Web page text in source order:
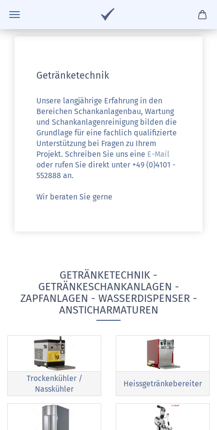
Getränketechnik
Unsere langjährige Erfahrung in den
Bereichen Schankanlagenbau, Wartung
und Schankanlagenreinigung bilden die
Grundlage für eine fachlich qualifizierte
Unterstützung bei Fragen zu Ihrem
Projekt. Schreiben Sie uns eine E-Mail
oder rufen Sie direkt unter +49 (0)4101 -
552888 an.
Wir beraten Sie gerne
GETRÄNKETECHNIK -
GETRÄNKESCHANKANLAGEN -
ZAPFANLAGEN - WASSERDISPENSER -
ANSTICHARMATUREN
Trockenkühler /
Nasskühler
Heissgetränkebereiter